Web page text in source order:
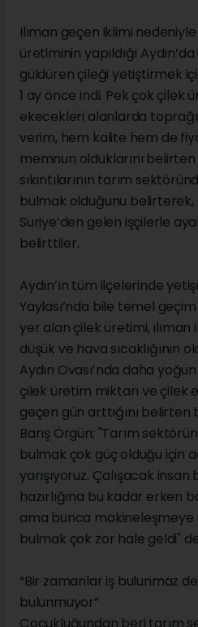
Ilıman geçen iklimi nedeniyle
üretiminin yapıldığı
güldüren çileği yetiştirmek
1 ay önce indi. Pek çok çilek
ekecekleri alanlarda
verim, hem kalite hem de
memnun olduklarını
sıkıntılarının tarım
bulmak olduğunu
Suriye’den gelen işçilerle
belirttiler.
Aydın’ın tüm ilçelerinde
Yaylası’nda bile temel
yer alan çilek üretimi, ılıman
düşük ve hava sıcaklığının
Aydın Ovası’nda daha
çilek üretim miktarı ve çilek
geçen gün arttığını
Barış Örgün; "Tarım
bulmak çok güç olduğu için
yarışıyoruz. Çalışacak
hazırlığına bu kadar erken
ama bunca makineleşmeye
bulmak çok zor hale geldi"
“Bir zamanlar iş bulunmaz
bulunmuyor”
Çocukluğundan beri tarım